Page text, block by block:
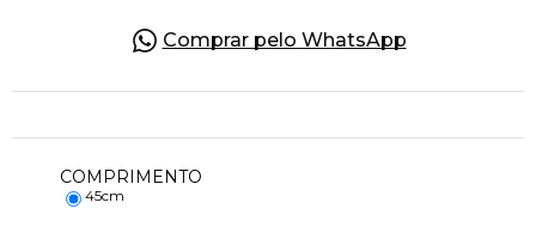
Comprar pelo WhatsApp
COMPRIMENTO
45cm
Presente